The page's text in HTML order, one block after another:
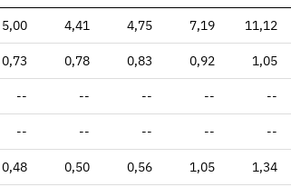
5,00 4,41 4,75 7,19 11,12
0,73 0,78 0,83 0,92 1,05
-- -- -- -- --
-- -- -- -- --
0,48 0,50 0,56 1,05 1,34